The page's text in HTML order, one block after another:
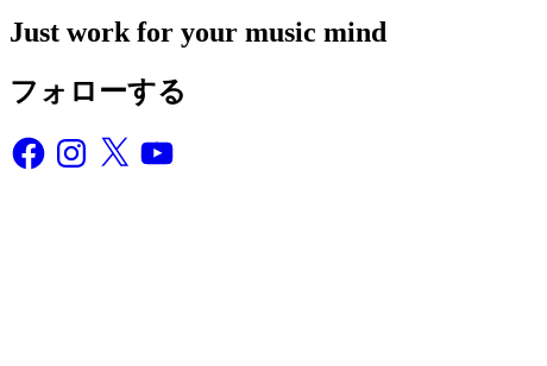
Just work for your music mind
フォローする
FacebookInstagram
X YouTube